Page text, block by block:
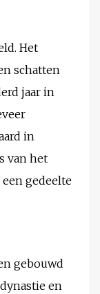
Het
schatten
jaar in
in
van het
gedeelte
gebouwd
en